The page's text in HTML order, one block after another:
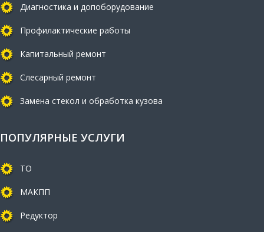
Диагностика и допоборудование
Профилактические работы
Капитальный ремонт
Слесарный ремонт
Замена стекол и обработка кузова
ПОПУЛЯРНЫЕ УСЛУГИ
ТО
МАКПП
Редуктор